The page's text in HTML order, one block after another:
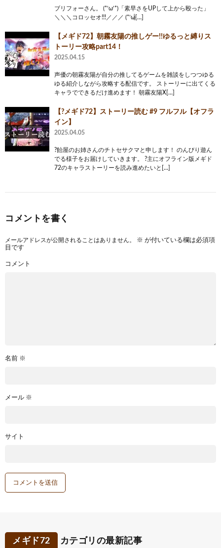
ブリフォーさん。 (*’ω’*)「素早さをUPして上から殴った」
＼＼＼コロッセオ!!!／／／ (*’ω̵[…]
【メギド72】朝霧友陽の推しゲー!!ゆるっと縛りス
トーリー攻略part14！
2025.04.15
声優の朝霧友陽が自分の推してるゲームを雑談をしつつゆる
ゆる紹介しながら攻略する配信です。 ストーリーに出てくる
キャラでできるだけ進めます！ 朝霧友陽X[…]
【?メギド72】ストーリー読む #9 フルフル【オフラ
イン】
2025.04.05
?飴屋のお姉さんのチトセサクマと申します！ のんびり遊ん
でる様子をお届けしていきます。 ?主にオフライン版メギド
72のキャラストーリーを読み進めたいと[…]
コメントを書く
メールアドレスが公開されることはありません。 ※ が付いている欄は必須項
目です
コメント
名前 ※
メール ※
サイト
メギド72 カテゴリの最新記事